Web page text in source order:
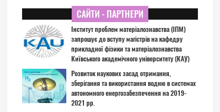
САЙТИ - ПАРТНЕРИ
Інститут проблем матеріалознавства (ІПМ)
запрошує до вступу магістрів на кафедру
прикладної фізики та матеріалознавства
Київського академічного університету (КАУ)
Розвиток наукових засад отримання,
зберігання та використання водню в системах
автономного енергозабезпечення на 2019-
2021 рр.